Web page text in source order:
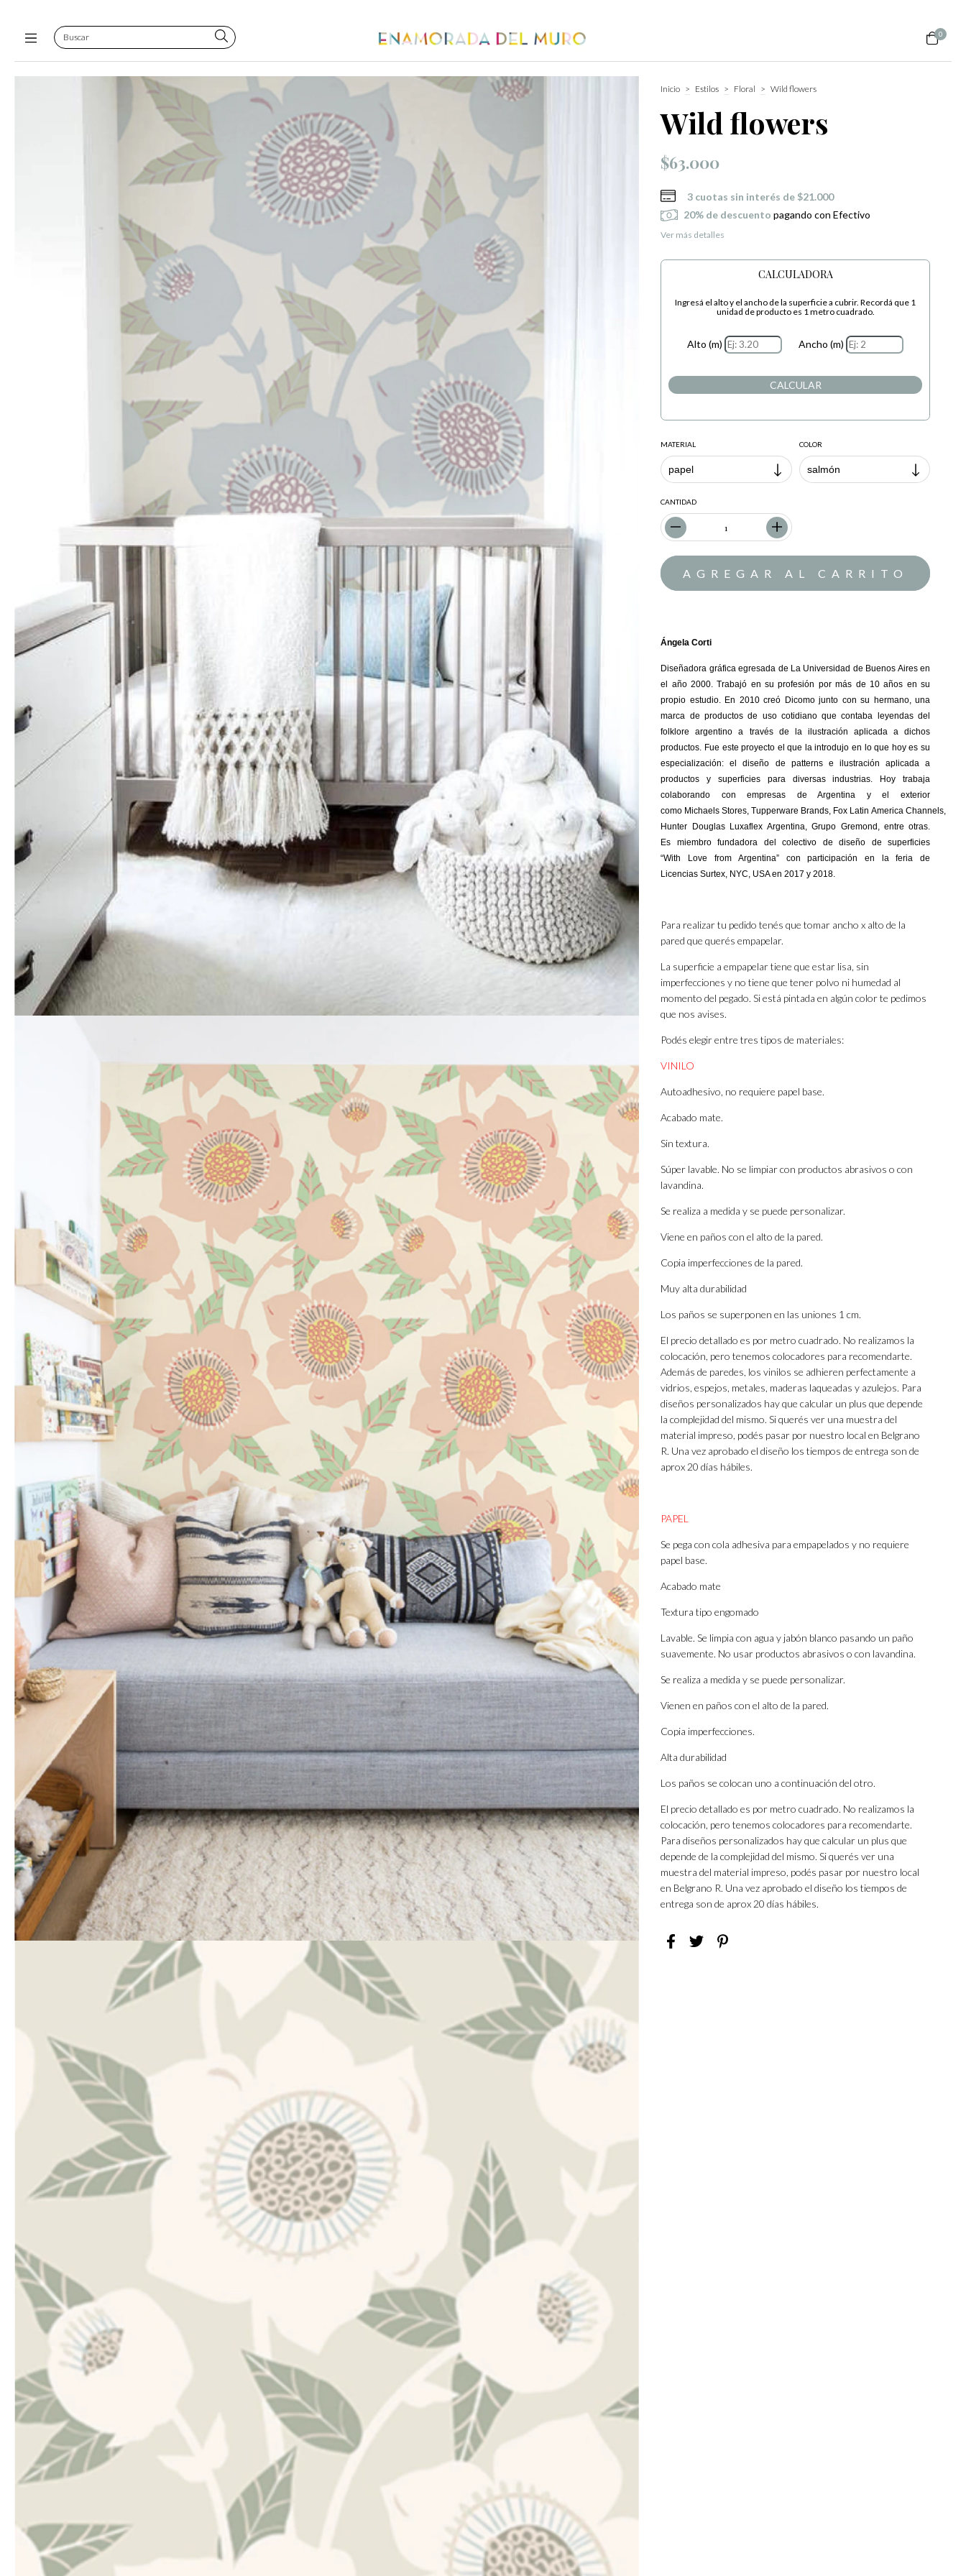
0
Inicio > Estilos > Floral > Wild flowers
Wild flowers
$63.000
3 cuotas sin interés de $21.000
20% de descuento pagando con Efectivo
Ver más detalles
CALCULADORA
Ingresá el alto y el ancho de la superficie a cubrir. Recordá que 1
unidad de producto es 1 metro cuadrado.
Alto (m) Ancho (m)
CALCULAR
MATERIAL COLOR
CANTIDAD
Ángela Corti
Diseñadora gráfica egresada de La Universidad de Buenos Aires en
el año 2000. Trabajó en su profesión por más de 10 años en su
propio estudio. En 2010 creó Dicomojunto con su hermano, una
marca de productos de uso cotidiano que contaba leyendas del
folklore argentino a través de la ilustración aplicada a dichos
productos. Fue este proyecto el que la introdujo en lo que hoy es su
especialización: el diseño de patternse ilustración aplicada a
productos y superficies para diversas industrias. Hoy trabaja
colaborando con empresas de Argentina y el exterior
como MichaelsStores,Tupperware Brands, Fox Latin America Channels,
Hunter Douglas LuxaflexArgentina, Grupo Gremond , entre otras.
Es miembro fundadora del colectivo de diseño de superficies
“With Love fromArgentina” con participación en la feria de
LicenciasSurtex, NYC, USA en 2017 y 2018.
Para realizar tu pedido tenés que tomar ancho x alto de la
pared que querés empapelar.
La superficie a empapelar tiene que estar lisa, sin
imperfecciones y no tiene que tener polvo ni humedad al
momento del pegado. Si está pintada en algún color te pedimos
que nos avises.
Podés elegir entre tres tipos de materiales:
VINILO
Autoadhesivo, no requiere papel base.
Acabado mate.
Sin textura.
Súper lavable. No se limpiar con productos abrasivos o con
lavandina.
Se realiza a medida y se puede personalizar.
Viene en paños con el alto de la pared.
Copia imperfecciones de la pared.
Muy alta durabilidad
Los paños se superponen en las uniones 1 cm.
El precio detallado es por metro cuadrado. No realizamos la
colocación, pero tenemos colocadores para recomendarte.
Además de paredes, los vinilos se adhieren perfectamente a
vidrios, espejos, metales, maderas laqueadas y azulejos. Para
diseños personalizados hay que calcular un plus que depende
la complejidad del mismo. Si querés ver una muestra del
material impreso, podés pasar por nuestro local en Belgrano
R. Una vez aprobado el diseño los tiempos de entrega son de
aprox 20 días hábiles.
PAPEL
Se pega con cola adhesiva para empapelados y no requiere
papel base.
Acabado mate
Textura tipo engomado
Lavable. Se limpia con agua y jabón blanco pasando un paño
suavemente. No usar productos abrasivos o con lavandina.
Se realiza a medida y se puede personalizar.
Vienen en paños con el alto de la pared.
Copia imperfecciones.
Alta durabilidad
Los paños se colocan uno a continuación del otro.
El precio detallado es por metro cuadrado. No realizamos la
colocación, pero tenemos colocadores para recomendarte.
Para diseños personalizados hay que calcular un plus que
depende de la complejidad del mismo. Si querés ver una
muestra del material impreso, podés pasar por nuestro local
en Belgrano R. Una vez aprobado el diseño los tiempos de
entrega son de aprox 20 días hábiles.